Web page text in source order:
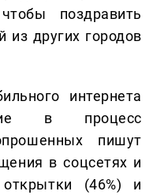
поздравить
из других городов
интернета
в процесс
пишут
в соцсетях и
(46%) и